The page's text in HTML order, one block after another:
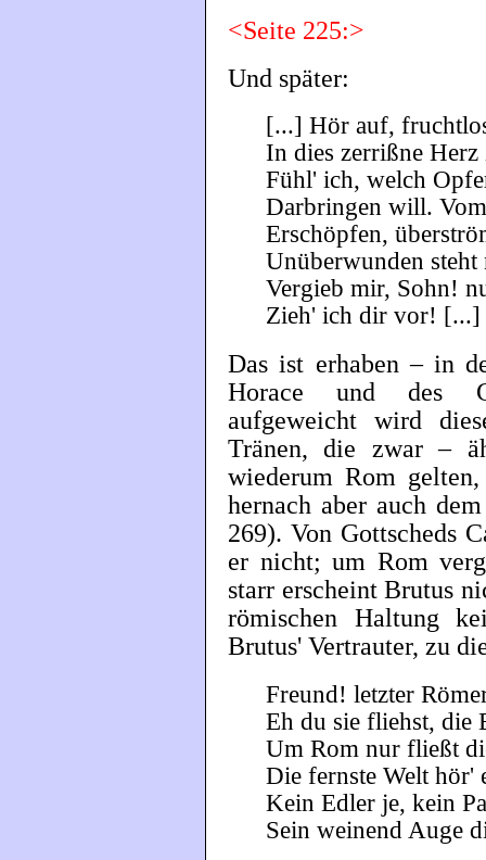
<Seite 225:>
Und später:
[...] Hör auf,
In dies zerrißne Herz
Fühl' ich, welch
Darbringen will.
Erschöpfen,
Unüberwunden
Vergieb mir, Sohn!
Zieh' ich dir vor! [...]
Das ist erhaben – in
Horace und des
aufgeweicht wird
Tränen, die zwar –
wiederum Rom
hernach aber auch
269). Von Gottscheds
er nicht; um Rom
starr erscheint Brutus
römischen Haltung
Brutus' Vertrauter, zu
Freund! letzter
Eh du sie fliehst, die
Um Rom nur fließt
Die fernste Welt hör'
Kein Edler je, kein
Sein weinend Auge